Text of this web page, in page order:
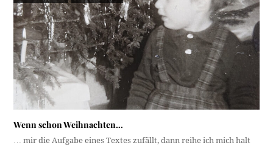
Wenn schon Weihnachten…
… mir die Aufgabe eines Textes zufällt, dann reihe ich mich halt